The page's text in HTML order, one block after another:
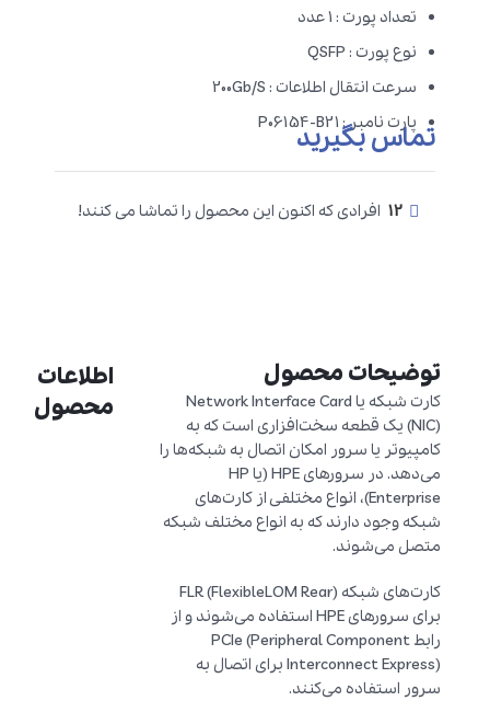
تعداد پورت : 1 عدد
نوع پورت : QSFP
سرعت انتقال اطلاعات : 200Gb/S
پارت نامبر : P06154-B21
تماس بگیرید
12 افرادی که اکنون این محصول را تماشا می کنند!
توضیحات محصول
کارت شبکه یا Network Interface Card
(NIC) یک قطعه سخت‌افزاری است که به
کامپیوتر یا سرور امکان اتصال به شبکه‌ها را
می‌دهد. در سرورهای HPE (یا HP
Enterprise)، انواع مختلفی از کارت‌های
شبکه وجود دارند که به انواع مختلف شبکه
متصل می‌شوند.
کارت‌های شبکه FLR (FlexibleLOM Rear)
برای سرورهای HPE استفاده می‌شوند و از
رابط PCIe (Peripheral Component
Interconnect Express) برای اتصال به
سرور استفاده می‌کنند.
اطلاعات
محصول